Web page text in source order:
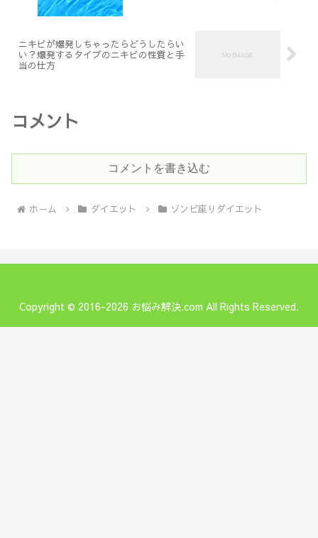
ニキビが爆発しちゃったらどうしたらい
い？爆発するタイプのニキビの性質と手
当の仕方
コメント
コメントを書き込む
ホーム ダイエット ゾンビ座りダイエット
Copyright © 2016-2026 お悩み解決.com All Rights Reserved.